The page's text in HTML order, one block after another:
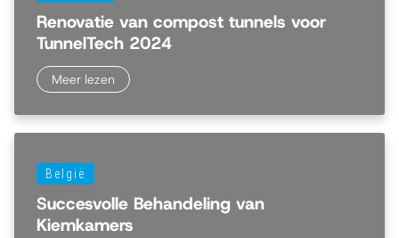
Renovatie van compost tunnels voor
TunnelTech 2024
Meer lezen
België
Succesvolle Behandeling van
Kiemkamers